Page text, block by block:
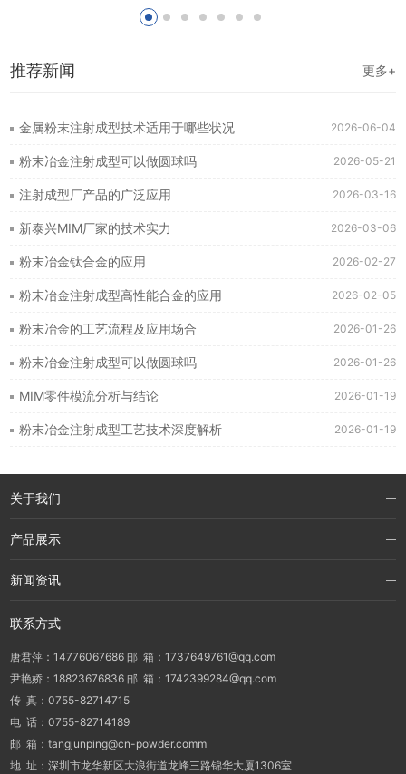
推荐新闻 更多+
2026-06-04
金属粉末注射成型技术适用于哪些状况
2026-05-21
粉末冶金注射成型可以做圆球吗
2026-03-16
注射成型厂产品的广泛应用
2026-03-06
新泰兴MIM厂家的技术实力
2026-02-27
粉末冶金钛合金的应用
2026-02-05
粉末冶金注射成型高性能合金的应用
2026-01-26
粉末冶金的工艺流程及应用场合
2026-01-26
粉末冶金注射成型可以做圆球吗
2026-01-19
MIM零件模流分析与结论
2026-01-19
粉末冶金注射成型工艺技术深度解析
关于我们
产品展示
新闻资讯
联系方式
唐君萍：14776067686 邮 箱：1737649761@qq.com
尹艳娇：18823676836 邮 箱：1742399284@qq.com
传 真：0755-82714715
电 话：0755-82714189
邮 箱：tangjunping@cn-powder.comm
地 址：深圳市龙华新区大浪街道龙峰三路锦华大厦1306室